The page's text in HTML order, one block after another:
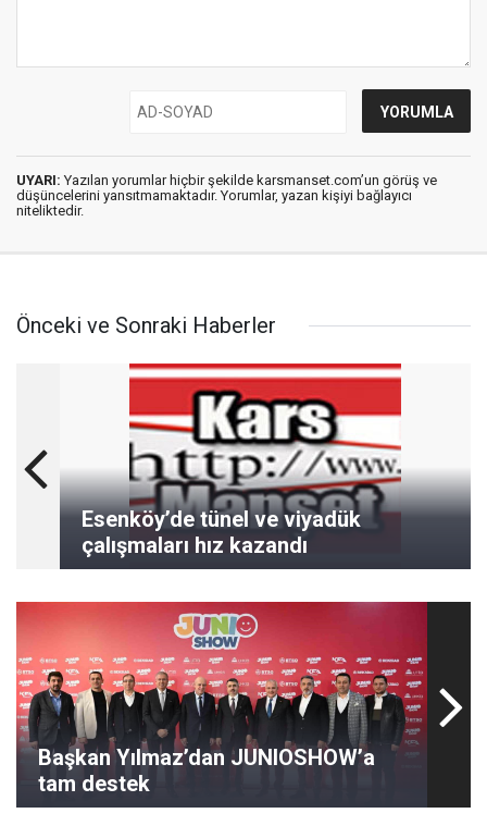
UYARI: Yazılan yorumlar hiçbir şekilde karsmanset.com’un görüş ve
düşüncelerini yansıtmamaktadır. Yorumlar, yazan kişiyi bağlayıcı
niteliktedir.
Önceki ve Sonraki Haberler
Esenköy’de tünel ve viyadük
çalışmaları hız kazandı
Başkan Yılmaz’dan JUNIOSHOW’a
tam destek